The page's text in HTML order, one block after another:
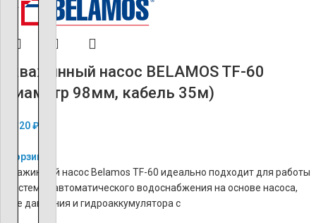
ХИТ
Скважинный насос BELAMOS TF-60
(диаметр 98мм, кабель 35м)
17 320₽
В корзину
Скважинный насос Belamos TF-60 идеально подходит для работы
в системах автоматического водоснабжения на основе насоса,
реле давления и гидроаккумулятора с